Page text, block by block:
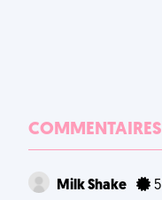
COMMENTAIRES
Milk Shake 5